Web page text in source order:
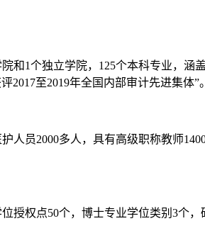
1个独立学院，125个本科专业，涵
至2019年全国内部审计先进集体”。
员2000多人，具有高级职称教师
权点50个，博士专业学位类别3个